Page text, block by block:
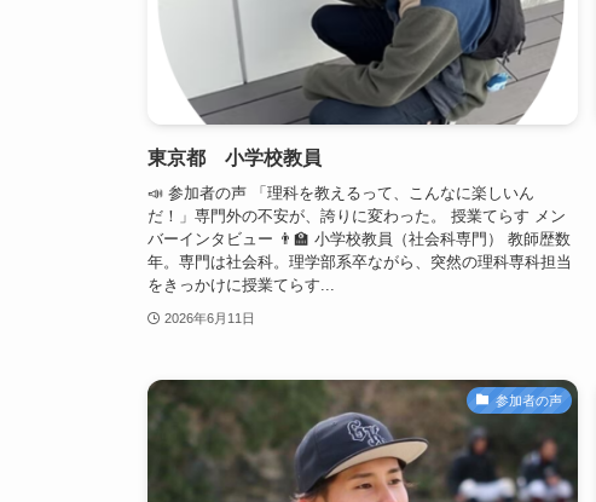
東京都 小学校教員
📣 参加者の声 「理科を教えるって、こんなに楽しいん
だ！」専門外の不安が、誇りに変わった。 授業てらす メン
バーインタビュー 👨‍🏫 小学校教員（社会科専門） 教師歴数
年。専門は社会科。理学部系卒ながら、突然の理科専科担当
をきっかけに授業てらす...
2026年6月11日
参加者の声